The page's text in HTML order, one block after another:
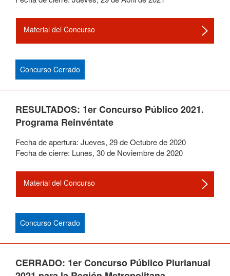
Material del Concurso
Concurso Cerrado
RESULTADOS: 1er Concurso Público 2021.
Programa Reinvéntate
Fecha de apertura: Jueves, 29deOctubrede2020
Fecha de cierre: Lunes, 30de Noviembrede2020
Material del Concurso
Concurso Cerrado
CERRADO: 1er Concurso Público Plurianual